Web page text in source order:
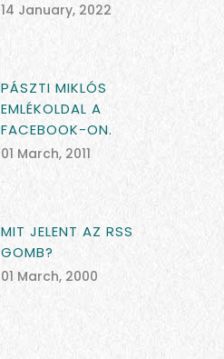
14 January, 2022
PÁSZTI MIKLÓS
EMLÉKOLDAL A
FACEBOOK-ON.
01 March, 2011
MIT JELENT AZ RSS
GOMB?
01 March, 2000